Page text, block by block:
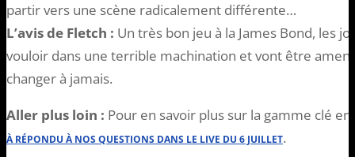
partir vers une scène radicalement différente…
L’avis de Fletch : Un très bon jeu à la James Bond, les
vouloir dans une terrible machination et vont être
changer à jamais.
Aller plus loin : Pour en savoir plus sur la gamme clé
À RÉPONDU À NOS QUESTIONS DANS LE LIVE DU 6 JUILLET.